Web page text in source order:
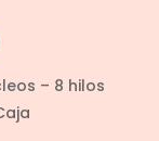
– 8 hilos